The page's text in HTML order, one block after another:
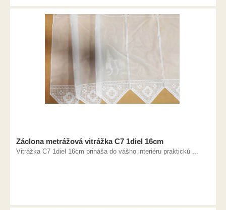
Záclona metrážová vitrážka C7 1diel 16cm
Vitrážka C7 1diel 16cm prináša do vášho interiéru praktickú ...